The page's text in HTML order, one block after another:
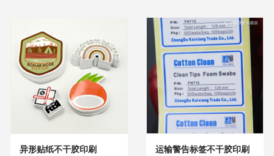
异形贴纸不干胶印刷 运输警告标签不干胶印刷